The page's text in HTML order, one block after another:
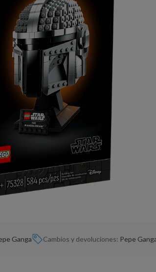
Ganga Cambios y devoluciones: Pepe